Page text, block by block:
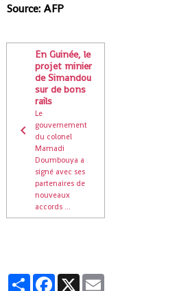
Source: AFP
En Guinée, le
projet minier
de Simandou
sur de bons
rails
Le
gouvernement
du colonel
Mamadi
Doumbouya a
signé avec ses
partenaires de
nouveaux
accords ...
PartagerFacebook
X